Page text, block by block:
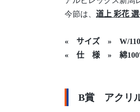
今節は、 道上 彩花
« サイズ » W/
« 仕 様 » 綿100
B賞 アクリ